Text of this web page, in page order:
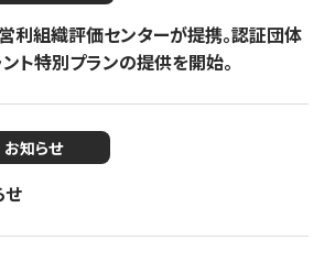
利組織評価センターが提携。認証団体
ト特別プランの提供を開始。
お知らせ
せ